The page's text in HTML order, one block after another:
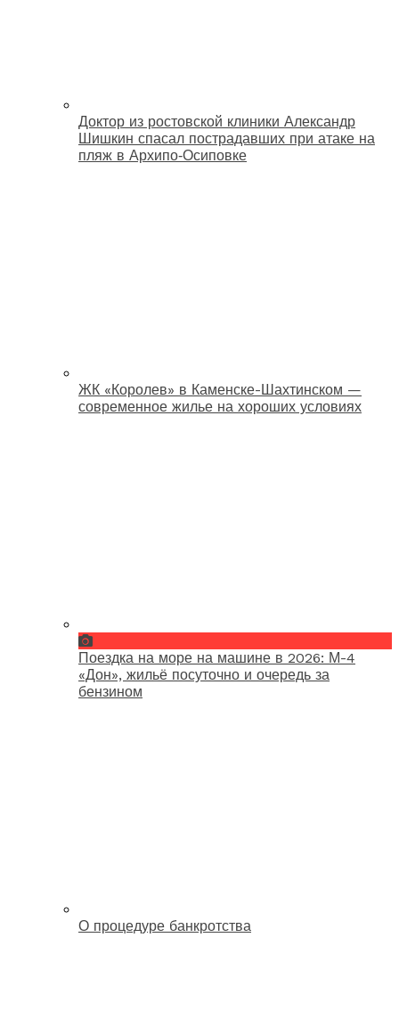
Доктор из ростовской клиники Александр
Шишкин спасал пострадавших при атаке на
пляж в Архипо‑Осиповке
ЖК «Королев» в Каменске-Шахтинском —
современное жилье на хороших условиях
Поездка на море на машине в 2026: М-4
«Дон», жильё посуточно и очередь за
бензином
О процедуре банкротства